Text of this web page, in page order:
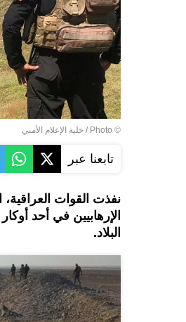
© Photo / خلية الإعلام الأمني
تابعنا عبر
نفذت القوات
الإرهابيين في أحد
البلاد.